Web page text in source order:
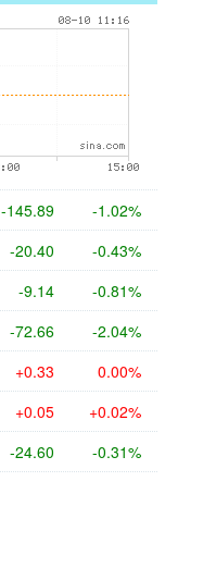
-146.80 -1.03%
-20.02 -0.43%
-9.17 -0.81%
-73.48 -2.06%
+0.20 0.00%
+0.05 +0.02%
-24.80 -0.32%